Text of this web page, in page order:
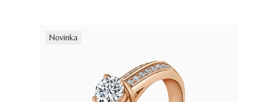
Novinka